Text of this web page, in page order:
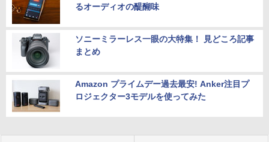
るオーディオの醍醐味
ソニーミラーレス一眼の大特集！ 見どころ記事
まとめ
Amazon プライムデー過去最安! Anker注目プ
ロジェクター3モデルを使ってみた